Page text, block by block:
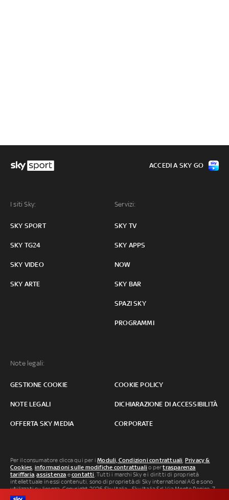
I siti Sky:
SKY SPORT
SKY TG24
SKY VIDEO
SKY ARTE
Servizi:
SKY TV
SKY APPS
NOW
SKY BAR
SPAZI SKY
PROGRAMMI
Note legali:
GESTIONE COOKIE COOKIE POLICY
NOTE LEGALI DICHIARAZIONE DI ACCESSIBILITÀ
OFFERTA SKY MEDIA CORPORATE
ACCEDI A SKY GO
Per il consumatore clicca qui per iModuli, Condizioni contrattuali, Privacy &
Cookies, informazioni sulle modifiche contrattuali o pertrasparenza
tariffaria,assistenza econtatti. Tutti i marchi Sky e i diritti di proprietà
intellettuale in essi contenuti, sono di proprietà di Sky international AG e sono
utilizzati su licenza. Copyright 2026 Sky Italia - Sky Italia Srl Via Monte Penice, 7 -
20138 Milano P.IVA 04619241005. SkyTG24: ISSN 3035-1537 e SkySport: ISSN